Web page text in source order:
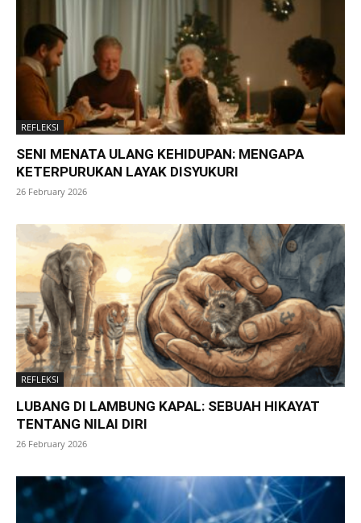
REFLEKSI
SENI MENATA ULANG KEHIDUPAN: MENGAPA
KETERPURUKAN LAYAK DISYUKURI
26 February 2026
REFLEKSI
LUBANG DI LAMBUNG KAPAL: SEBUAH HIKAYAT
TENTANG NILAI DIRI
26 February 2026